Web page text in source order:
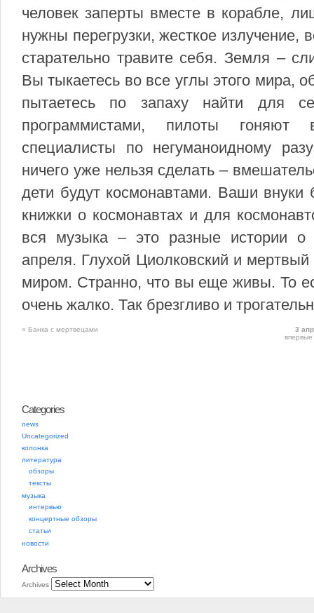
человек заперты вместе в корабле,
нужны перегрузки, жесткое излучение,
старательно травите себя. Земля –
Вы тыкаетесь во все углы этого мира,
пытаетесь по запаху найти для
программистами, пилоты гоняют
специалисты по негуманоидному
ничего уже нельзя сделать –
дети будут космонавтами. Ваши
книжки о космонавтах и для
вся музыка – это разные истории о
апреля. Глухой Циолковский и
миром. Странно, что вы еще живы. То
очень жалко. Так брезгливо и
« Банка с мертвецами
3
Categories
news
Uncategorized
колонка
литература
обзоры
тексты
музыка
интервью
концертные обзоры
статьи
новости
Archives
Archives